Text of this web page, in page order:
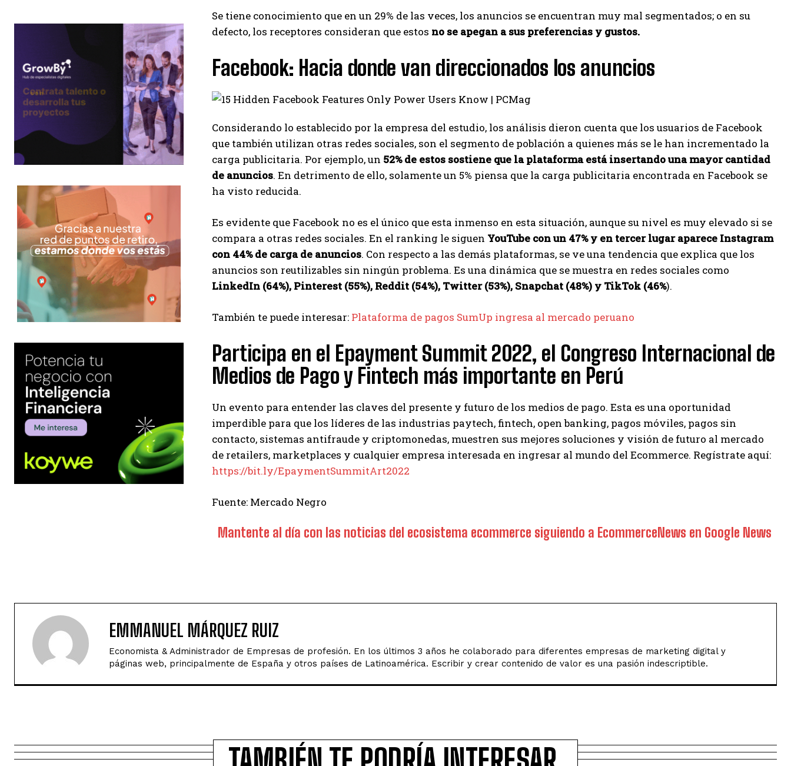
Se tiene conocimiento que en un 29% de las veces, los anuncios se encuentran muy mal segmentados; o en su
defecto, los receptores consideran que estos no se apegan a sus preferencias y gustos.
Facebook: Hacia donde van direccionados los anuncios
Considerando lo establecido por la empresa del estudio, los análisis dieron cuenta que los usuarios de Facebook
que también utilizan otras redes sociales, son el segmento de población a quienes más se le han incrementado la
carga publicitaria. Por ejemplo, un 52% de estos sostiene que la plataforma está insertando una mayor cantidad
de anuncios. En detrimento de ello, solamente un 5% piensa que la carga publicitaria encontrada en Facebook se
ha visto reducida.
Es evidente que Facebook no es el único que esta inmenso en esta situación, aunque su nivel es muy elevado si se
compara a otras redes sociales. En el ranking le siguen YouTube con un 47% y en tercer lugar aparece Instagram
con 44% de carga de anuncios. Con respecto a las demás plataformas, se ve una tendencia que explica que los
anuncios son reutilizables sin ningún problema. Es una dinámica que se muestra en redes sociales como
LinkedIn (64%), Pinterest (55%), Reddit (54%), Twitter (53%), Snapchat (48%) y TikTok (46%).
También te puede interesar: Plataforma de pagos SumUp ingresa al mercado peruano
Participa en el Epayment Summit 2022, el Congreso Internacional de
Medios de Pago y Fintech más importante en Perú
Un evento para entender las claves del presente y futuro de los medios de pago. Esta es una oportunidad
imperdible para que los líderes de las industrias paytech, fintech, open banking, pagos móviles, pagos sin
contacto, sistemas antifraude y criptomonedas, muestren sus mejores soluciones y visión de futuro al mercado
de retailers, marketplaces y cualquier empresa interesada en ingresar al mundo del Ecommerce. Regístrate aquí:
https://bit.ly/EpaymentSummitArt2022
Fuente: Mercado Negro
Mantente al día con las noticias del ecosistema ecommerce siguiendo a EcommerceNews en Google News
EMMANUEL MÁRQUEZ RUIZ
Economista & Administrador de Empresas de profesión. En los últimos 3 años he colaborado para diferentes empresas de marketing digital y
páginas web, principalmente de España y otros países de Latinoamérica. Escribir y crear contenido de valor es una pasión indescriptible.